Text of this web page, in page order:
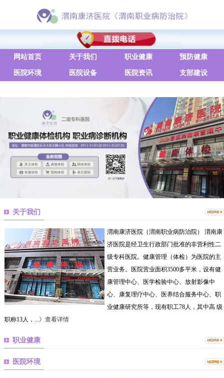
网站首页 关于我们 职业健康 预防健康
医院环境 医院设备 医院资讯 支部建设
关于我们
渭南康济医院（渭南职业病防治院） 渭南康
济医院是经卫生行政部门批准的非营利性二
级专科医院。健康管理（体检）为医院的主
营业务。医院营业面积3500多平米，设有健
康管理中心、医学检验中心、放射影像中
心、康复理疗中心、医养结合服务中心、职
业健康研究所等，现有职工78人，其中高 级
职称13人，... 》查看详情
职业健康
医院环境